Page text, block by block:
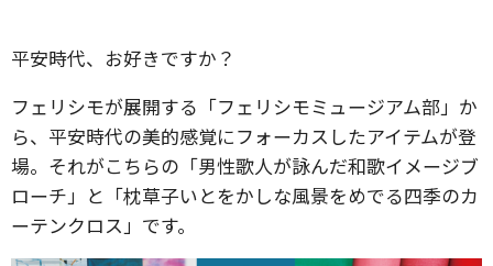
平安時代、お好きですか？
フェリシモが展開する「フェリシモミュージアム部」か
ら、平安時代の美的感覚にフォーカスしたアイテムが登
場。それがこちらの「男性歌人が詠んだ和歌イメージブ
ローチ」と「枕草子いとをかしな風景をめでる四季のカ
ーテンクロス」です。